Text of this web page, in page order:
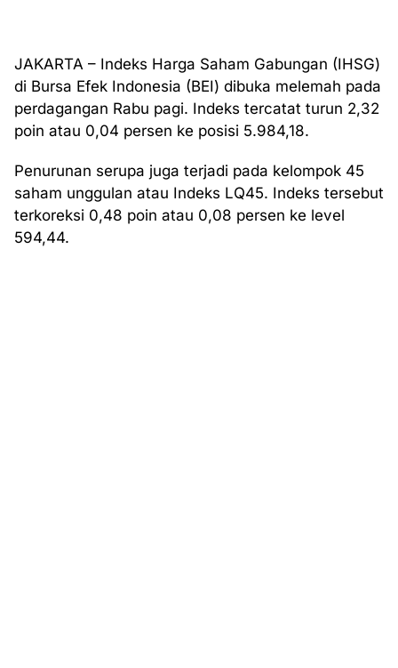
JAKARTA – Indeks Harga Saham Gabungan (IHSG)
di Bursa Efek Indonesia (BEI) dibuka melemah pada
perdagangan Rabu pagi. Indeks tercatat turun 2,32
poin atau 0,04 persen ke posisi 5.984,18.
Penurunan serupa juga terjadi pada kelompok 45
saham unggulan atau Indeks LQ45. Indeks tersebut
terkoreksi 0,48 poin atau 0,08 persen ke level
594,44.